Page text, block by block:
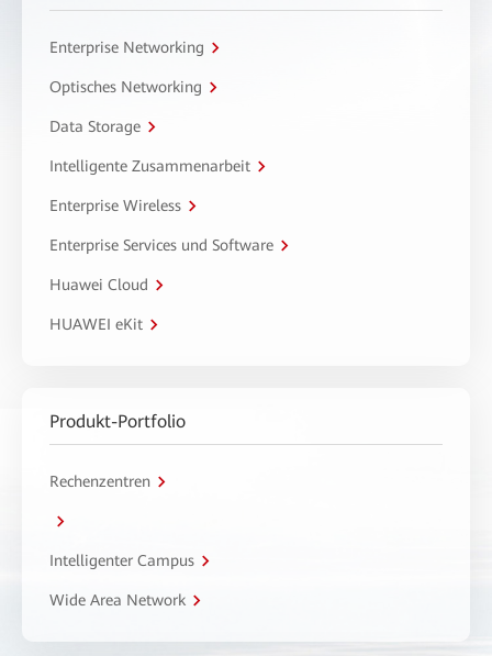
Enterprise Networking
Optisches Networking
Data Storage
Intelligente Zusammenarbeit
Enterprise Wireless
Enterprise Services und Software
Huawei Cloud
HUAWEI eKit
Produkt-Portfolio
Rechenzentren
Intelligenter Campus
Wide Area Network